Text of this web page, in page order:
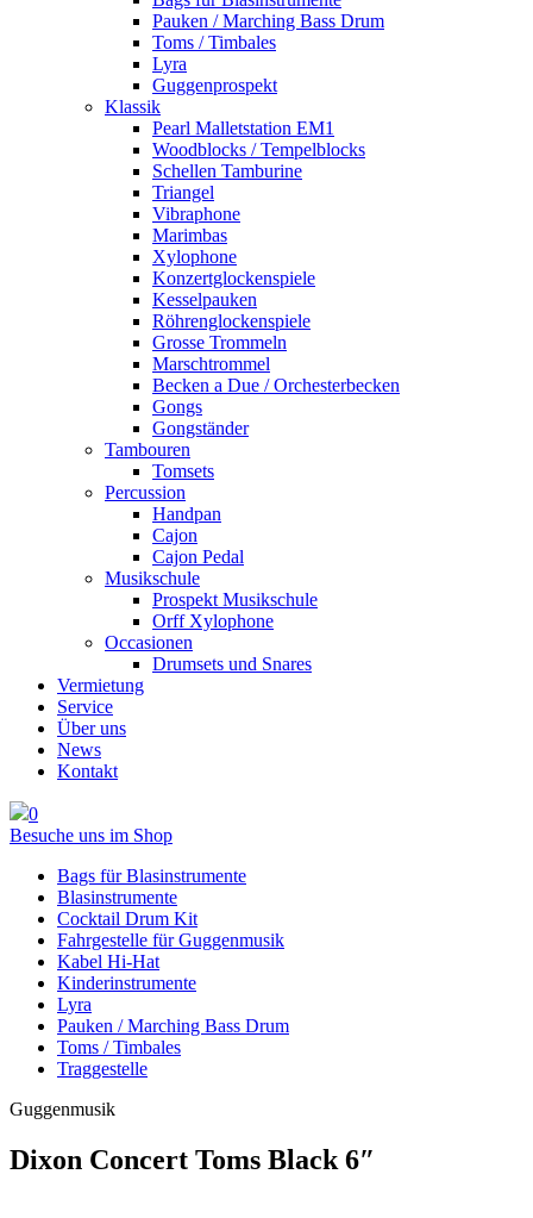
Pauken / Marching Bass Drum
Toms / Timbales
Lyra
Guggenprospekt
Klassik
Pearl Malletstation EM1
Woodblocks / Tempelblocks
Schellen Tamburine
Triangel
Vibraphone
Marimbas
Xylophone
Konzertglockenspiele
Kesselpauken
Röhren­glocken­spiele
Grosse Trommeln
Marschtrommel
Becken a Due / Orchester­becken
Gongs
Gongständer
Tambouren
Tomsets
Percussion
Handpan
Cajon
Cajon Pedal
Musikschule
Prospekt Musikschule
Orff Xylophone
Occasionen
Drumsets und Snares
Vermietung
Service
Über uns
News
Kontakt
0
Besuche uns im Shop
Bags für Blasinstrumente
Blasinstrumente
Cocktail Drum Kit
Fahrgestelle für Guggenmusik
Kabel Hi-Hat
Kinderinstrumente
Lyra
Pauken / Marching Bass Drum
Toms / Timbales
Traggestelle
Guggenmusik
Dixon Concert Toms Black 6″